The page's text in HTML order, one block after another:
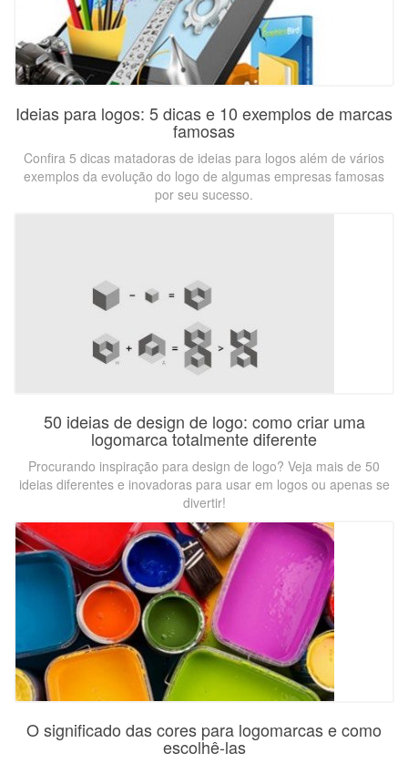
Ideias para logos: 5 dicas e 10 exemplos de marcas
famosas
Confira 5 dicas matadoras de ideias para logos além de vários
exemplos da evolução do logo de algumas empresas famosas
por seu sucesso.
50 ideias de design de logo: como criar uma
logomarca totalmente diferente
Procurando inspiração para design de logo? Veja mais de 50
ideias diferentes e inovadoras para usar em logos ou apenas se
divertir!
O significado das cores para logomarcas e como
escolhê-las